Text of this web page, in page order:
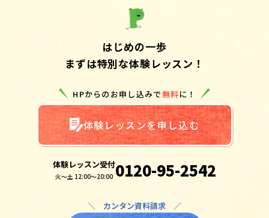
はじめの一歩
まずは特別な体験レッスン！
HPからのお申し込みで無料に！
体験レッスンを申し込む
体験レッスン受付
火～土 12:00～20:00 0120-95-2542
＼ カンタン資料請求 ／